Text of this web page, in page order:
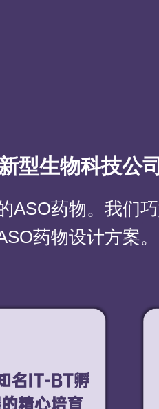
型生物科技公司
ASO药物。我们
药物设计方案。